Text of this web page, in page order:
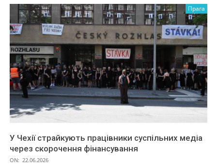
Прага
У Чехії страйкують працівники суспільних медіа
через скорочення фінансування
ON: 22.06.2026